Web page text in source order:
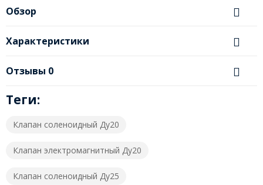
Обзор
Характеристики
Отзывы 0
Теги:
Клапан соленоидный Ду20
Клапан электромагнитный Ду20
Клапан соленоидный Ду25